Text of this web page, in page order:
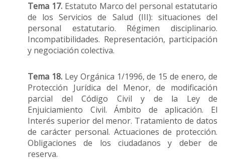
Tema 17.Estatuto Marco del personal estatutario
de los Servicios de Salud (III): situaciones del
personal estatutario. Régimen disciplinario.
Incompatibilidades. Representación, participación
y negociación colectiva.
Tema 18.Ley Orgánica 1/1996, de 15 de enero, de
Protección Jurídica del Menor, de modificación
parcial del Código Civil y de la Ley de
Enjuiciamiento Civil. Ámbito de aplicación. El
Interés superior del menor. Tratamiento de datos
de carácter personal. Actuaciones de protección.
Obligaciones de los ciudadanos y deber de
reserva.